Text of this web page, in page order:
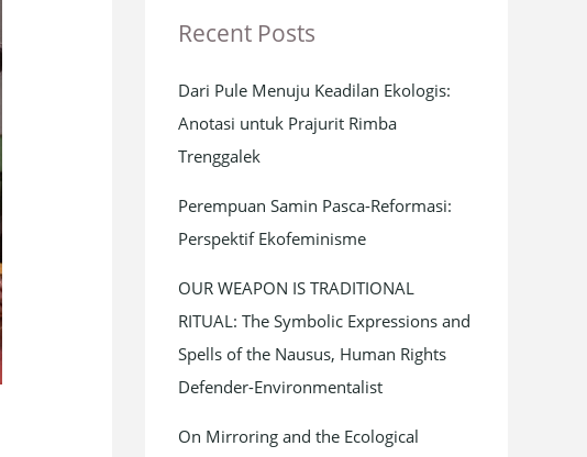
c
f
o
r
Recent Posts
Dari Pule Menuju Keadilan Ekologis:
Anotasi untuk Prajurit Rimba
Trenggalek
Perempuan Samin Pasca-Reformasi:
Perspektif Ekofeminisme
OUR WEAPON IS TRADITIONAL
RITUAL: The Symbolic Expressions and
Spells of the Nausus, Human Rights
Defender-Environmentalist
On Mirroring and the Ecological